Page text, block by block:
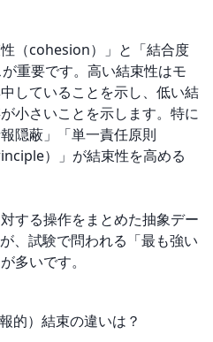
（cohesion）」と「結合度
重要です。高い結束性はモ
していることを示し、低い結
小さいことを示します。特に
隠蔽」「単一責任原則
）」が結束性を高める
する操作をまとめた抽象デー
、試験で問われる「最も強い
多いです。
的）結束の違いは？